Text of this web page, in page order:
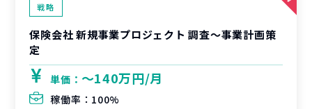
戦略
保険会社 新規事業プロジェクト 調査〜事業計画策
定
単価： 〜140万円/月
稼働率： 100%